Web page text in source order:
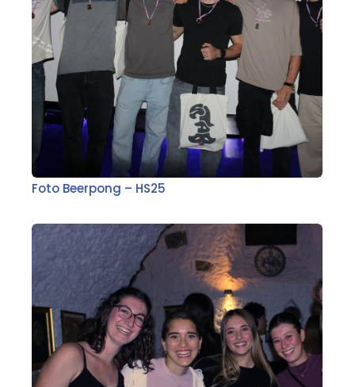
Foto Beerpong – HS25